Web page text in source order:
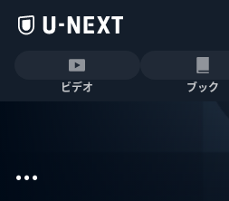
ビデオ ブック
...